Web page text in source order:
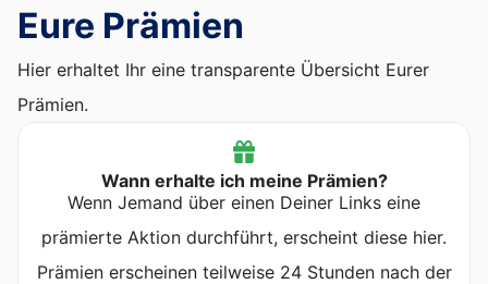
Eure Prämien
Hier erhaltet Ihr eine transparente Übersicht Eurer
Prämien.
Wann erhalte ich meine Prämien?
Wenn Jemand über einen Deiner Links eine
prämierte Aktion durchführt, erscheint diese hier.
Prämien erscheinen teilweise 24 Stunden nach der